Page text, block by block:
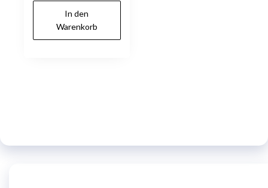
In den
Warenkorb